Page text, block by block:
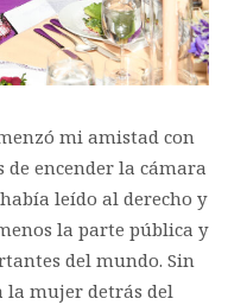
mi amistad con
de encender la cámara
leído al derecho y
la parte pública y
del mundo. Sin
la mujer detrás del